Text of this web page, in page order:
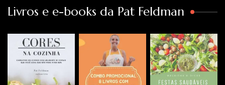
Livros e e-books da Pat Feldman